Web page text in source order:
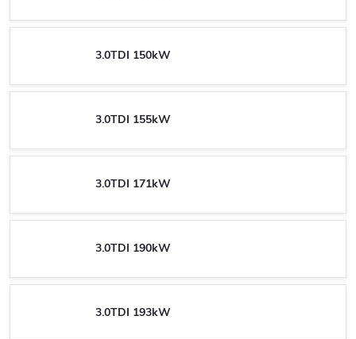
3.0TDI 150kW
3.0TDI 155kW
3.0TDI 171kW
3.0TDI 190kW
3.0TDI 193kW